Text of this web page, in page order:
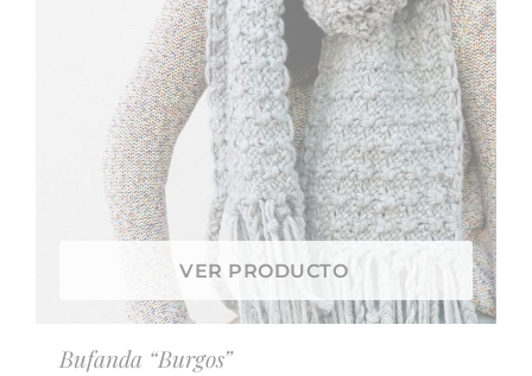
VER PRODUCTO
Bufanda “Burgos”